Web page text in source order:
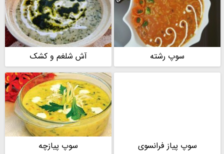
سوپ رشته آش شلغم و کشک
سوپ پیاز فرانسوی سوپ پیازچه